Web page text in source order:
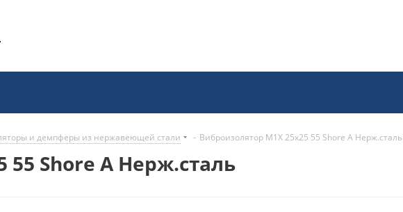
и демпферы из нержавеющей стали - Виброизолятор M1X 25x25 55 Shore A Нерж.сталь
55 Shore A Нерж.сталь